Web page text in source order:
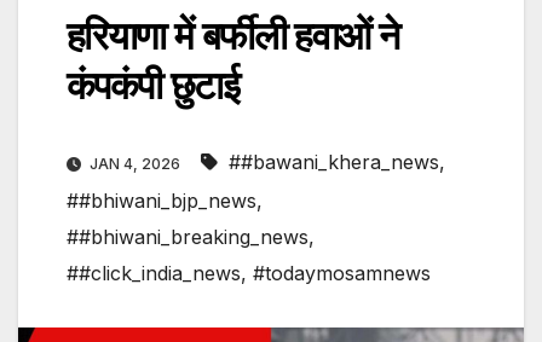
हरियाणा में बर्फीली हवाओं ने
कंपकंपी छुटाई
JAN 4, 2026 ##bawani_khera_news,
##bhiwani_bjp_news,
##bhiwani_breaking_news,
##click_india_news, #todaymosamnews